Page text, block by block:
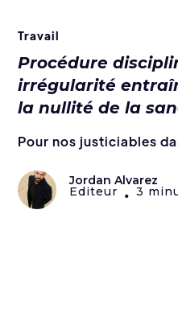
Travail
Procédure
irrégularité
la nullité de la
Pour nos justiciables
Jordan Alvarez
Editeur • 3